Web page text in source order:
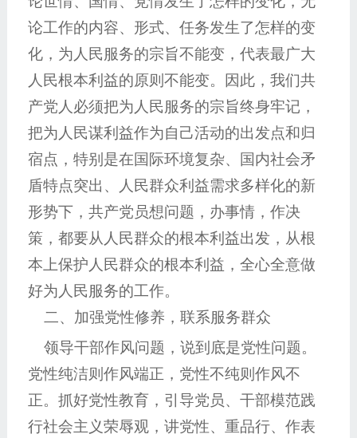
论工作的内容、形式、任务发生了怎样的变
化，为人民服务的宗旨不能变，代表最广大
人民根本利益的原则不能变。因此，我们共
产党人必须把为人民服务的宗旨终身牢记，
把为人民谋利益作为自己活动的出发点和归
宿点，特别是在国际环境复杂、国内社会矛
盾特点突出、人民群众利益需求多样化的新
形势下，共产党员想问题，办事情，作决
策，都要从人民群众的根本利益出发，从根
本上保护人民群众的根本利益，全心全意做
好为人民服务的工作。
二、加强党性修养，联系服务群众
领导干部作风问题，说到底是党性问题。
党性纯洁则作风端正，党性不纯则作风不
正。抓好党性教育，引导党员、干部模范践
行社会主义荣辱观，讲党性、重品行、作表